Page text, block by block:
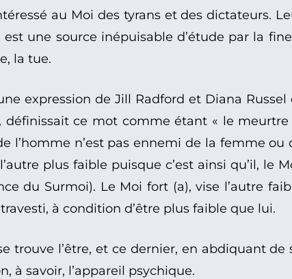
au Moi des tyrans et des dictateurs.
une source inépuisable d’étude par la
la tue.
expression de Jill Radford et Diana
définissait ce mot comme étant « le
l’homme n’est pas ennemi de la femme
l’autre plus faible puisque c’est ainsi qu’il,
du Surmoi). Le Moi fort (a), vise l’autre
à condition d’être plus faible que lui.
trouve l’être, et ce dernier, en abdiquant
à savoir, l’appareil psychique.